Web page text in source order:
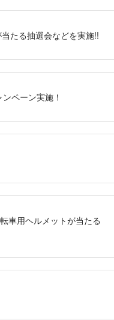
たる抽選会などを実施!!
ペーン実施！
車用ヘルメットが当たる